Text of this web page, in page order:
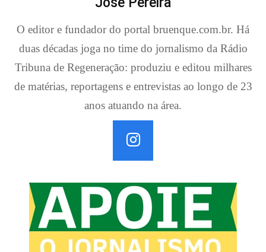
O editor e fundador do portal bruenque.com.br. Há
duas décadas joga no time do jornalismo da Rádio
Tribuna de Regeneração: produziu e editou milhares
de matérias, reportagens e entrevistas ao longo de 23
anos atuando na área.